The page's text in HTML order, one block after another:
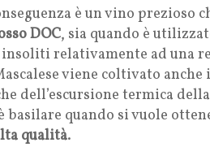
è un vino prezioso
DOC, sia quando è
relativamente ad una
viene coltivato
dell’escursione termica
basilare quando si vuole
qualità.